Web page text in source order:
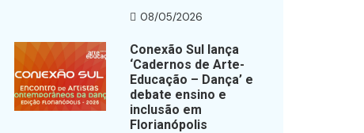
08/05/2026
Conexão Sul lança
‘Cadernos de Arte-
Educação – Dança’ e
debate ensino e
inclusão em
Florianópolis